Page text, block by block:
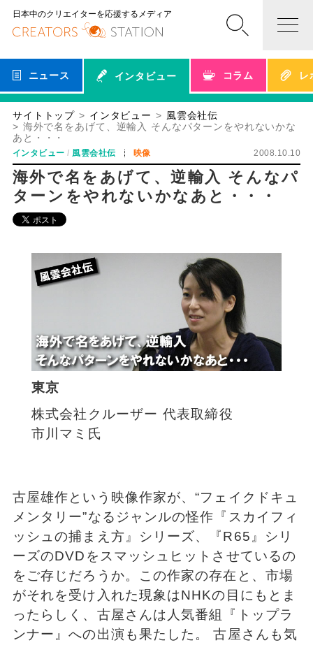
日本中のクリエイターを応援するメディア
ニュース インタビュー コラム レ
サイトトップ インタビュー
風雲会社伝
海外で名をあげて、逆輸入 そんなパターンをやれないかな
あと・・・
インタビュー 風雲会社伝 映像 2008.10.10
海外で名をあげて、逆輸入 そんなパ
ターンをやれないかなあと・・・
東京
株式会社クルーザー 代表取締役
市川マミ氏
古屋雄作という映像作家が、“フェイクドキュ
メンタリー”なるジャンルの怪作『スカイフィ
ッシュの捕まえ方』シリーズ、『R65』シリ
ーズのDVDをスマッシュヒットさせているの
をご存じだろうか。この作家の存在と、市場
がそれを受け入れた現象はNHKの目にもとま
ったらしく、古屋さんは人気番組『トップラ
ンナー』への出演も果たした。 古屋さんも気